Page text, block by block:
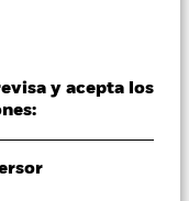
y acepta los